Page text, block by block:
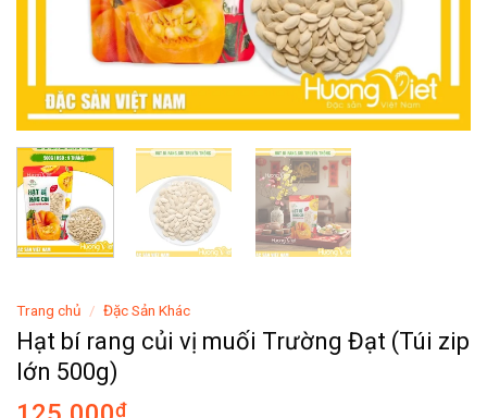
Trang chủ / Đặc Sản Khác
Hạt bí rang củi vị muối Trường Đạt (Túi zip
lớn 500g)
₫